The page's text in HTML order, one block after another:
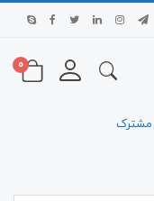
0
مشترک